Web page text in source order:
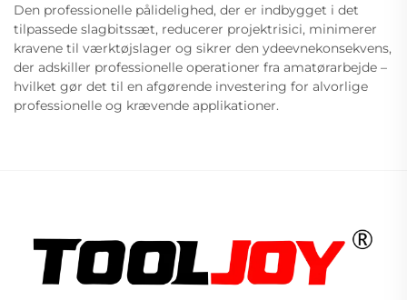
Den professionelle pålidelighed, der er indbygget i det
tilpassede slagbitssæt, reducerer projektrisici, minimerer
kravene til værktøjslager og sikrer den ydeevnekonsekvens,
der adskiller professionelle operationer fra amatørarbejde –
hvilket gør det til en afgørende investering for alvorlige
professionelle og krævende applikationer.